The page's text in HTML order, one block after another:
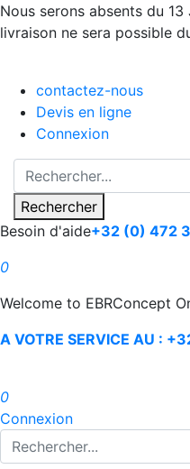
Nous serons absents du
livraison ne sera possible
contactez-nous
Devis en ligne
Connexion
Rechercher
Besoin d'aide+32 (0) 472
0
Welcome to EBRConcept
A VOTRE SERVICE AU :
0
Connexion